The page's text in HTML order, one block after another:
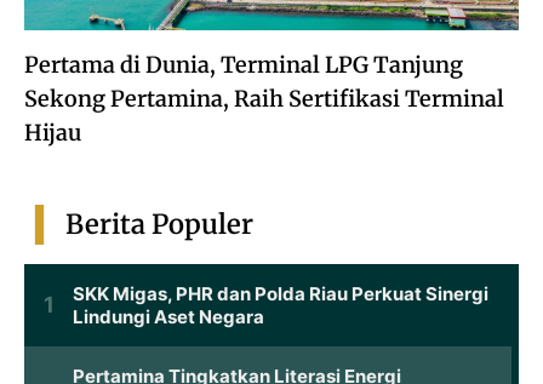
Pertama di Dunia, Terminal LPG Tanjung
Sekong Pertamina, Raih Sertifikasi Terminal
Hijau
Berita Populer